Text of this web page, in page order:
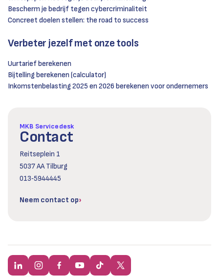
Bescherm je bedrijf tegen cybercriminaliteit
Concreet doelen stellen: the road to success
Verbeter jezelf met onze tools
Uurtarief berekenen
Bijtelling berekenen (calculator)
Inkomstenbelasting 2025 en 2026 berekenen voor ondernemers
MKB Servicedesk
Contact
Reitseplein 1
5037 AA Tilburg
013‑5944445
Neem contact op